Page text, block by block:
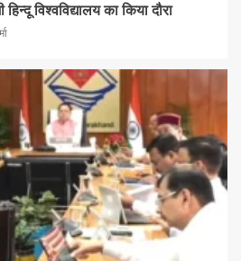
विश्वविद्यालय का किया दौरा